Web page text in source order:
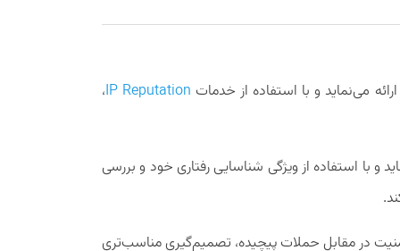
می‌نماید و با استفاده از خدمات IP Reputation،
با استفاده از ویژگی شناسایی رفتاری خود و بررسی
امنیت در مقابل حملات پیچیده، تصمیم‌گیری مناسب‌تری